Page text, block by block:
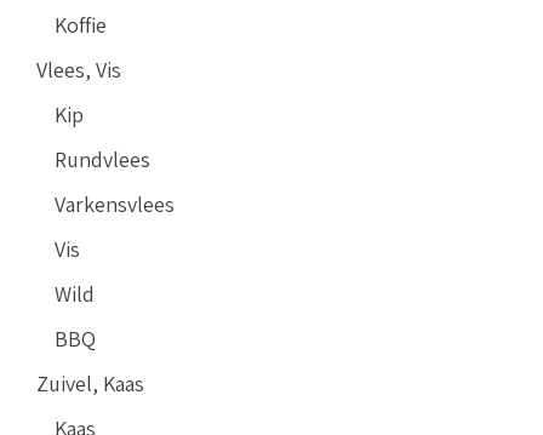
Koffie
Vlees, Vis
Kip
Rundvlees
Varkensvlees
Vis
Wild
BBQ
Zuivel, Kaas
Kaas